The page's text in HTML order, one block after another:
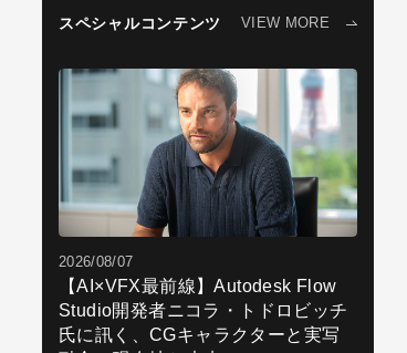
スペシャルコンテンツ VIEW MORE
2026/08/07
【AI×VFX最前線】Autodesk Flow
Studio開発者ニコラ・トドロビッチ
氏に訊く、CGキャラクターと実写